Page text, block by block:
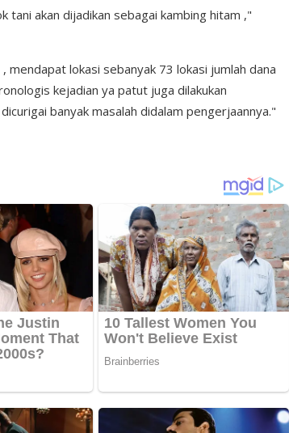
tani akan dijadikan sebagai kambing hitam ,"
lokasi sebanyak 73 lokasi jumlah dana
kejadian ya patut juga dilakukan
banyak masalah didalam pengerjaannya."